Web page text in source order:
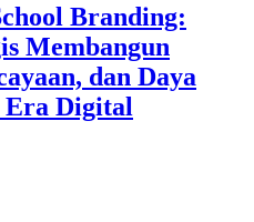
Branding:
Membangun
dan Daya
Era Digital